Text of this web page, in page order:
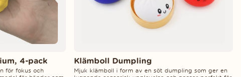
4-pack
för fokus och
Klämboll Dumpling
Mjuk klämboll i form av en söt dumpling som ger en